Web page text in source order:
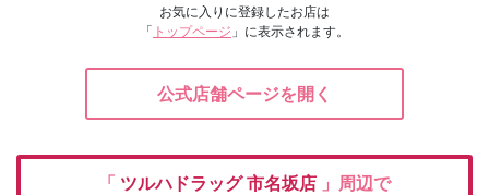
お気に入りに登録したお店は
「 トップページ 」に表示されます。
公式店舗ページを開く
「 ツルハドラッグ市名坂店 」周辺で